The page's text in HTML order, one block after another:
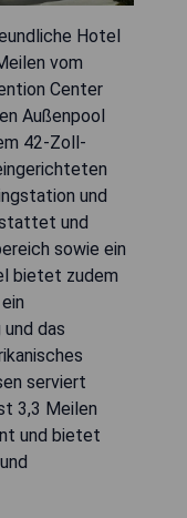
Hotel
vom
Center
Außenpool
42-Zoll-
und
und
sowie ein
bietet zudem
das
serviert
3,3 Meilen
und bietet